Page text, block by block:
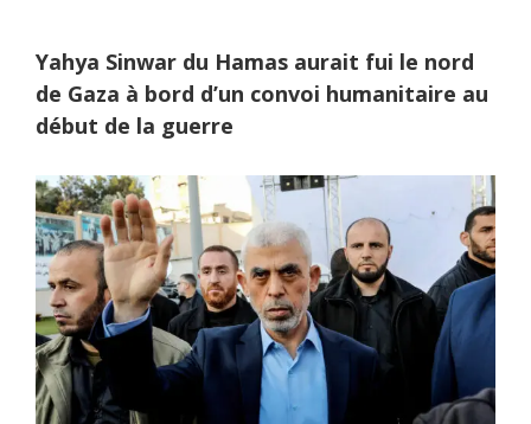
Yahya Sinwar du Hamas aurait fui le nord
de Gaza à bord d’un convoi humanitaire au
début de la guerre